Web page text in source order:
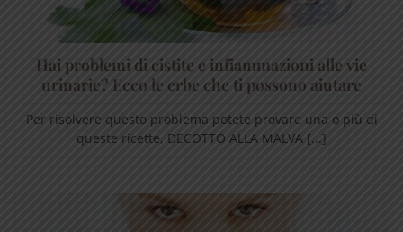
Hai problemi di cistite e infiammazioni alle vie
urinarie? Ecco le erbe che ti possono aiutare
Per risolvere questo problema potete provare una o più di
queste ricette, DECOTTO ALLA MALVA [...]